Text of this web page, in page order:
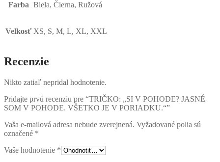
Farba Biela, Čierna, Ružová
Velkosť XS, S, M, L, XL, XXL
Recenzie
Nikto zatiaľ nepridal hodnotenie.
Pridajte prvú recenziu pre “TRIČKO: „SI V POHODE? JASNÉ
SOM V POHODE. VŠETKO JE V PORIADKU.“”
Vaša e-mailová adresa nebude zverejnená. Vyžadované polia sú
označené *
Vaše hodnotenie *